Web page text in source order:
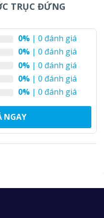
TRỤC ĐỨNG
0% | 0 đánh giá
0% | 0 đánh giá
0% | 0 đánh giá
0% | 0 đánh giá
0% | 0 đánh giá
NGAY